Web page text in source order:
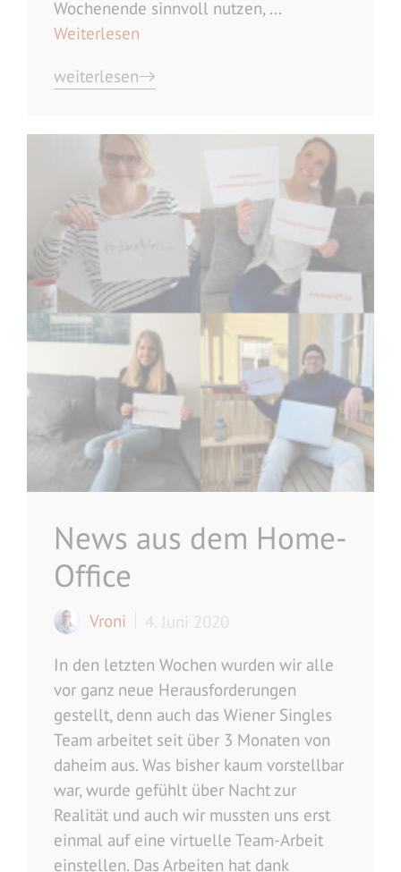
Wochenende sinnvoll nutzen, ...
Weiterlesen
weiterlesen
News aus dem Home-
Office
Vroni
4. Juni 2020
In den letzten Wochen wurden wir alle
vor ganz neue Herausforderungen
gestellt, denn auch das Wiener Singles
Team arbeitet seit über 3 Monaten von
daheim aus. Was bisher kaum vorstellbar
war, wurde gefühlt über Nacht zur
Realität und auch wir mussten uns erst
einmal auf eine virtuelle Team-Arbeit
einstellen. Das Arbeiten hat dank